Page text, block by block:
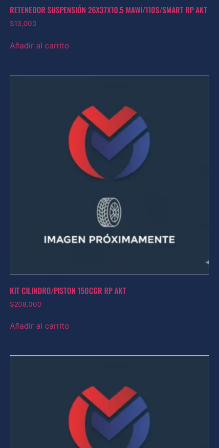
RETENEDOR SUSPENSIÓN 26X37X10.5 MAWI/110S/SMART RP AKT
$13,000
Añadir al carrito
KIT CILINDRO/PISTON 150CGR RP AKT
$208,000
Añadir al carrito